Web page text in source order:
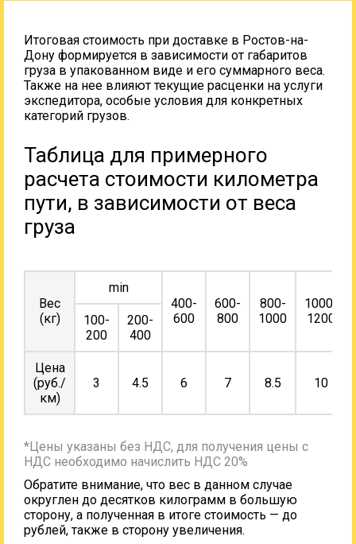
Итоговая стоимость при доставке в Ростов-на-
Дону формируется в зависимости от габаритов
груза в упакованном виде и его суммарного веса.
Также на нее влияют текущие расценки на услуги
экспедитора, особые условия для конкретных
категорий грузов.
Таблица для примерного
расчета стоимости километра
пути, в зависимости от веса
груза
Вес
(кг)
min
400-
600
600-
800
800-
1000
1000-
1200
100-
200
200-
400
Цена
(руб./
км)
3 4.5 6 7 8.5 10
*Цены указаны без НДС, для получения цены с
НДС необходимо начислить НДС 20%
Обратите внимание, что вес в данном случае
округлен до десятков килограмм в большую
сторону, а полученная в итоге стоимость — до
рублей, также в сторону увеличения.